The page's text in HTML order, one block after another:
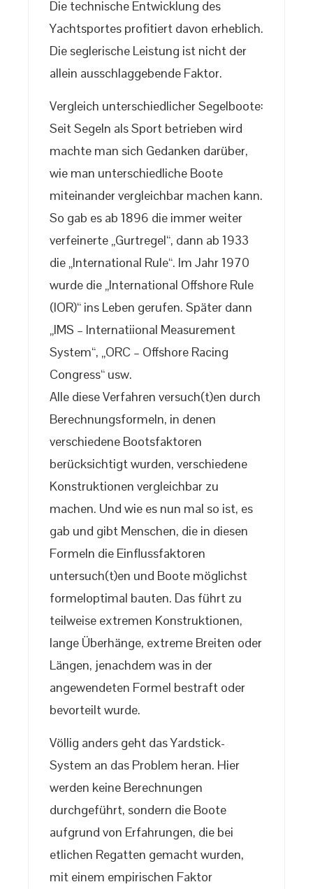
Die technische Entwicklung des
Yachtsportes profitiert davon erheblich.
Die seglerische Leistung ist nicht der
allein ausschlaggebende Faktor.
Vergleich unterschiedlicher Segelboote:
Seit Segeln als Sport betrieben wird
machte man sich Gedanken darüber,
wie man unterschiedliche Boote
miteinander vergleichbar machen kann.
So gab es ab 1896 die immer weiter
verfeinerte „Gurtregel“, dann ab 1933
die „International Rule“. Im Jahr 1970
wurde die „International Offshore Rule
(IOR)“ ins Leben gerufen. Später dann
„IMS – Internatiional Measurement
System“, „ORC – Offshore Racing
Congress“ usw.
Alle diese Verfahren versuch(t)en durch
Berechnungsformeln, in denen
verschiedene Bootsfaktoren
berücksichtigt wurden, verschiedene
Konstruktionen vergleichbar zu
machen. Und wie es nun mal so ist, es
gab und gibt Menschen, die in diesen
Formeln die Einflussfaktoren
untersuch(t)en und Boote möglichst
formeloptimal bauten. Das führt zu
teilweise extremen Konstruktionen,
lange Überhänge, extreme Breiten oder
Längen, jenachdem was in der
angewendeten Formel bestraft oder
bevorteilt wurde.
Völlig anders geht das Yardstick-
System an das Problem heran. Hier
werden keine Berechnungen
durchgeführt, sondern die Boote
aufgrund von Erfahrungen, die bei
etlichen Regatten gemacht wurden,
mit einem empirischen Faktor